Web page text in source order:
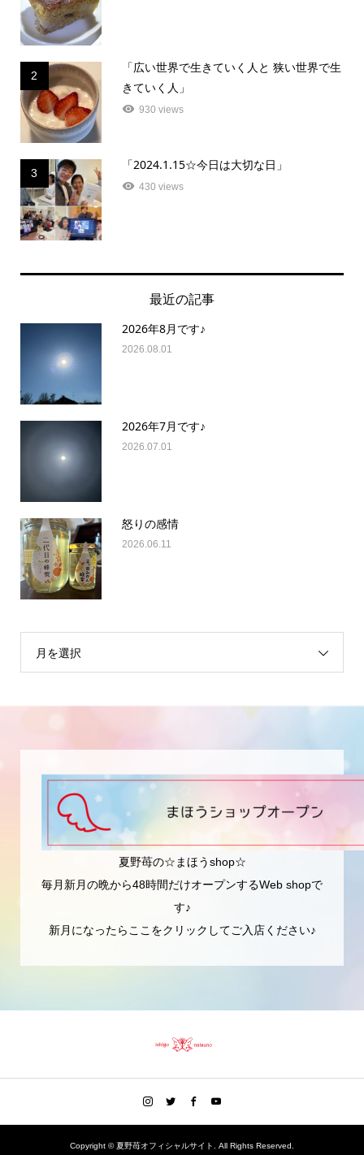
2
「広い世界で生きていく人と 狭い世界で生
きていく人」
930 views
3
「2024.1.15☆今日は大切な日」
430 views
最近の記事
2026年8月です♪
2026.08.01
2026年7月です♪
2026.07.01
怒りの感情
2026.06.11
月を選択
夏野苺の☆まほうshop☆
毎月新月の晩から48時間だけオープンするWeb shopで
す♪
新月になったらここをクリックしてご入店ください♪
Copyright ©夏野苺オフィシャルサイト. All Rights Reserved.